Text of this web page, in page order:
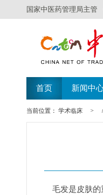
国家中医药管理局主管
首页 新闻中
当前位置： 学术临床 >
毛发是皮肤的